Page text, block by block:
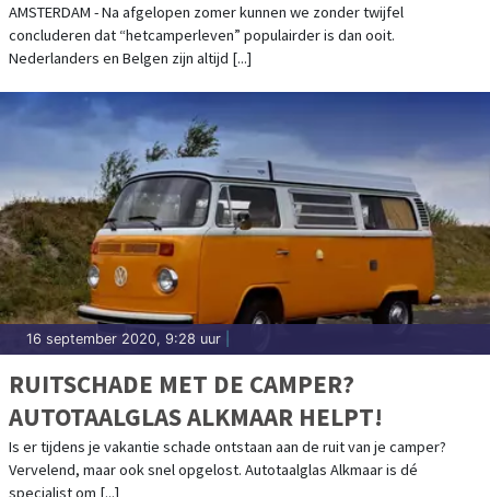
AMSTERDAM - Na afgelopen zomer kunnen we zonder twijfel
concluderen dat “hetcamperleven” populairder is dan ooit.
Nederlanders en Belgen zijn altijd [...]
16 september 2020, 9:28 uur
RUITSCHADE MET DE CAMPER?
AUTOTAALGLAS ALKMAAR HELPT!
Is er tijdens je vakantie schade ontstaan aan de ruit van je camper?
Vervelend, maar ook snel opgelost. Autotaalglas Alkmaar is dé
specialist om [...]